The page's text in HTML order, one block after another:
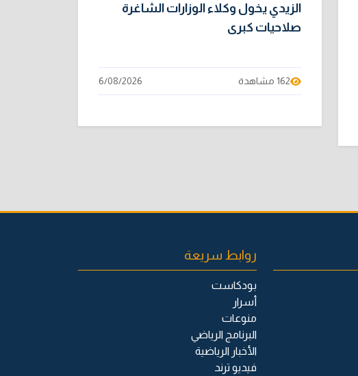
الزيدي يخول وكلاء الوزارات الشاغرة
صلاحيات كبرى
162 مشاهدة 6/08/2026
روابط سريعة
بودكاست
أسرار
منوعات
البرنامج الرياضي
الأخبار الرياضية
فيديو ترند